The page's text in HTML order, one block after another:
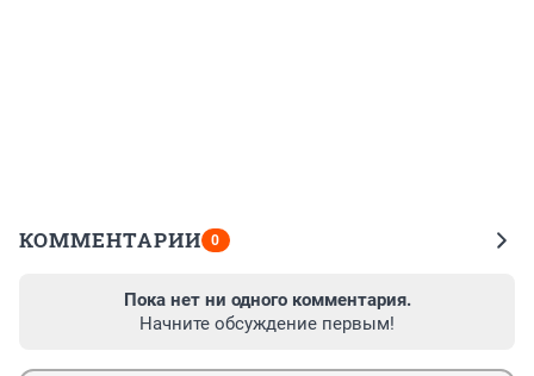
КОММЕНТАРИИ 0
Пока нет ни одного комментария.
Начните обсуждение первым!